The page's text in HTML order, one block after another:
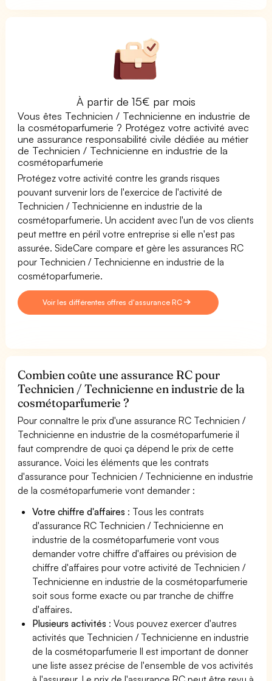
À partir de 15€ par mois
Vous êtes Technicien / Technicienne en industrie de
la cosmétoparfumerie ? Protégez votre activité avec
une assurance responsabilité civile dédiée au métier
de Technicien / Technicienne en industrie de la
cosmétoparfumerie
Protégez votre activité contre les grands risques
pouvant survenir lors de l'exercice de l'activité de
Technicien / Technicienne en industrie de la
cosmétoparfumerie. Un accident avec l'un de vos clients
peut mettre en péril votre entreprise si elle n'est pas
assurée. SideCare compare et gère les assurances RC
pour Technicien / Technicienne en industrie de la
cosmétoparfumerie.
Voir les différentes offres d'assurance RC
Combien coûte une assurance RC pour
Technicien / Technicienne en industrie de la
cosmétoparfumerie ?
Pour connaître le prix d'une assurance RC Technicien /
Technicienne en industrie de la cosmétoparfumerie il
faut comprendre de quoi ça dépend le prix de cette
assurance. Voici les éléments que les contrats
d'assurance pour Technicien / Technicienne en industrie
de la cosmétoparfumerie vont demander :
Votre chiffre d'affaires : Tous les contrats
d'assurance RC Technicien / Technicienne en
industrie de la cosmétoparfumerie vont vous
demander votre chiffre d'affaires ou prévision de
chiffre d'affaires pour votre activité de Technicien /
Technicienne en industrie de la cosmétoparfumerie
soit sous forme exacte ou par tranche de chiffre
d'affaires.
Plusieurs activités : Vous pouvez exercer d'autres
activités que Technicien / Technicienne en industrie
de la cosmétoparfumerie Il est important de donner
une liste assez précise de l'ensemble de vos activités